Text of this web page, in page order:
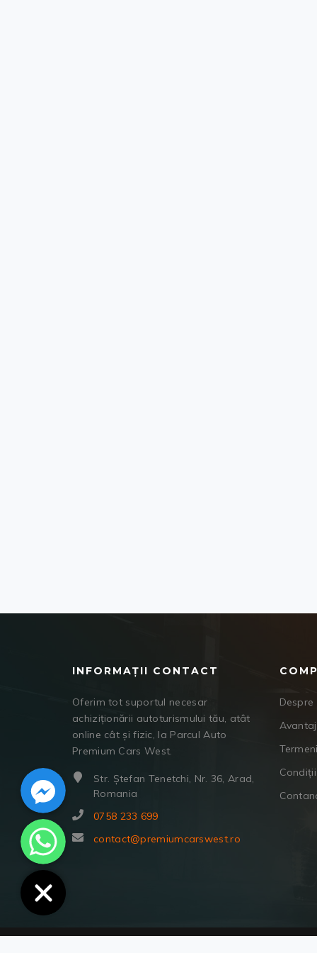
INFORMAȚII CONTACT
Oferim tot suportul necesar
achiziționării autoturismului tău, atât
online cât și fizic, la Parcul Auto
Premium Cars West.
Str. Ștefan Tenetchi, Nr. 36, Arad,
Romania
0758 233 699
contact@premiumcarswest.ro
Despre
Facebook Messenger
WhatsApp